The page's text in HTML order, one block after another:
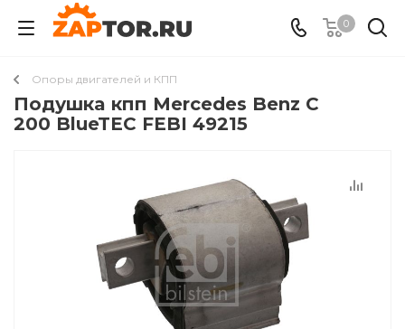
0
Опоры двигателей и КПП
Подушкa кпп Mercedes Benz C
200 BlueTEC FEBI 49215